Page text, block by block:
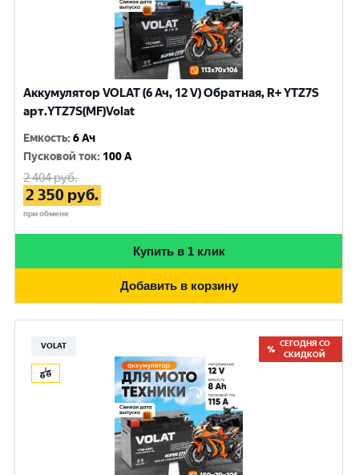
Аккумулятор VOLAT (6 Ач, 12 V) Обратная, R+ YTZ7S
арт.YTZ7S(MF)Volat
Емкость:6 Ач
Пусковой ток: 100 A
2 404руб.
2 350 руб.
при обмене
Купить в 1 клик
Добавить в корзину
VOLAT
СЕГОДНЯ СО
СКИДКОЙ